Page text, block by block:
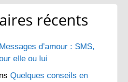
récents
Messages d’amour : SMS,
elle ou lui
Quelques conseils en